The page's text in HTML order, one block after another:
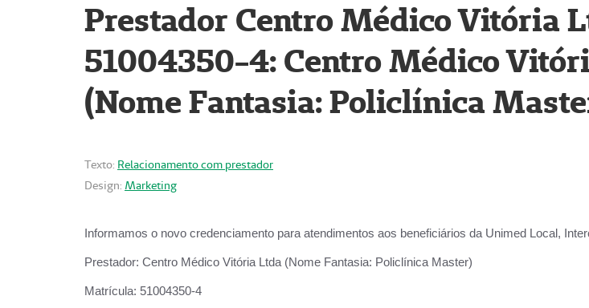
Prestador Centro Médico Vitória
51004350-4: Centro Médico
(Nome Fantasia: Policlínica
Texto: Relacionamento com prestador
Design: Marketing
Informamos o novo credenciamento para atendimentos aos beneficiários da Unimed Local,
Prestador: Centro Médico Vitória Ltda (Nome Fantasia: Policlínica Master)
Matrícula: 51004350-4